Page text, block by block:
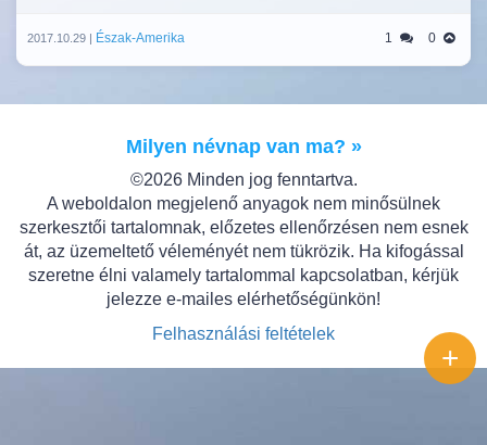
2017.10.29 | Észak-Amerika 1 0
Milyen névnap van ma? »
©2026 Minden jog fenntartva.
A weboldalon megjelenő anyagok nem minősülnek
szerkesztői tartalomnak, előzetes ellenőrzésen nem esnek
át, az üzemeltető véleményét nem tükrözik. Ha kifogással
szeretne élni valamely tartalommal kapcsolatban, kérjük
jelezze e-mailes elérhetőségünkön!
Felhasználási feltételek
+